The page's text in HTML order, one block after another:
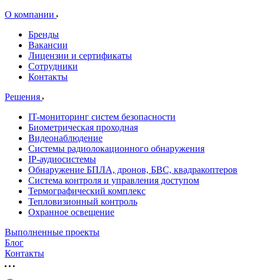
О компании
Бренды
Вакансии
Лицензии и сертификаты
Сотрудники
Контакты
Решения
IT-мониторинг систем безопасности
Биометрическая проходная
Видеонаблюдение
Системы радиолокационного обнаружения
IP-аудиосистемы
Обнаружение БПЛА, дронов, БВС, квадракоптеров
Система контроля и управления доступом
Термографический комплекс
Тепловизионный контроль
Охранное освещение
Выполненные проекты
Блог
Контакты